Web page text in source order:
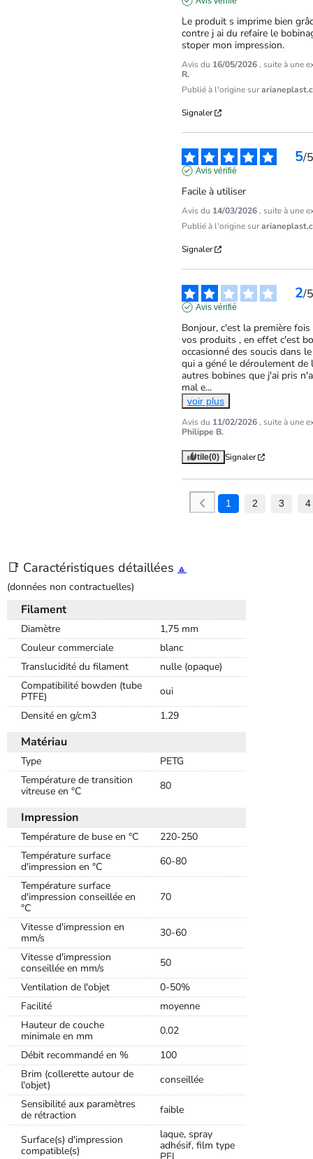
Le produit s imprime bien
contre j ai du refaire le
stoper mon impression.
Avis du 16/05/2026 , suite à une
R.
Publié à l'origine sur
Signaler
5/5
Avis vérifié
Facile à utiliser
Avis du 14/03/2026 , suite à une
Publié à l'origine sur
Signaler
2/5
Avis vérifié
Bonjour, c'est la première
vos produits , en effet c'est
occasionné des soucis dans
qui a géné le déroulement de
autres bobines que j'ai pris
mal e...
voir plus
Avis du 11/02/2026 , suite à une
Philippe B.
Utile(0) Signaler
1 2 3 4
📑 Caractéristiques détaillées 🔼
(données non contractuelles)
Filament
Diamètre
1,75 mm
Couleur commerciale
blanc
Translucidité du filament
nulle (opaque)
Compatibilité bowden (tube
PTFE)
oui
Densité en g/cm3
1.29
Matériau
Type
PETG
Température de transition
vitreuse en °C
80
Impression
Température de buse en °C
220-250
Température surface
d'impression en °C
60-80
Température surface
d'impression conseillée en
°C
70
Vitesse d'impression en
mm/s
30-60
Vitesse d'impression
conseillée en mm/s
50
Ventilation de l'objet
0-50%
Facilité
moyenne
Hauteur de couche
minimale en mm
0.02
Débit recommandé en %
100
Brim (collerette autour de
l'objet)
conseillée
Sensibilité aux paramètres
de rétraction
faible
Surface(s) d'impression
compatible(s)
laque, spray
adhésif, film type